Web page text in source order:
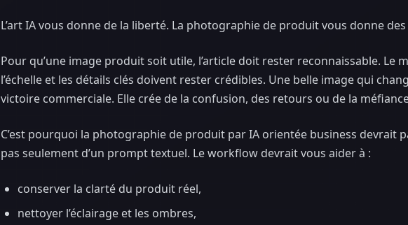
L’art IA vous donne de la liberté. La photographie de produit vous donne
Pour qu’une image produit soit utile, l’article doit rester reconnaissable. Le
l’échelle et les détails clés doivent rester crédibles. Une belle image qui
victoire commerciale. Elle crée de la confusion, des retours ou de la
C’est pourquoi la photographie de produit par IA orientée business devrait
pas seulement d’un prompt textuel. Le workflow devrait vous aider à :
conserver la clarté du produit réel,
nettoyer l’éclairage et les ombres,